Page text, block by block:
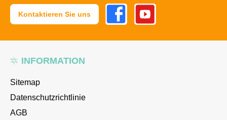
INFORMATION
Sitemap
Datenschutzrichtlinie
AGB
Kontaktieren Sie uns
FacebookYoutube